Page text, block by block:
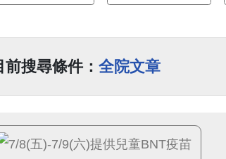
前搜尋條件： 全院文章